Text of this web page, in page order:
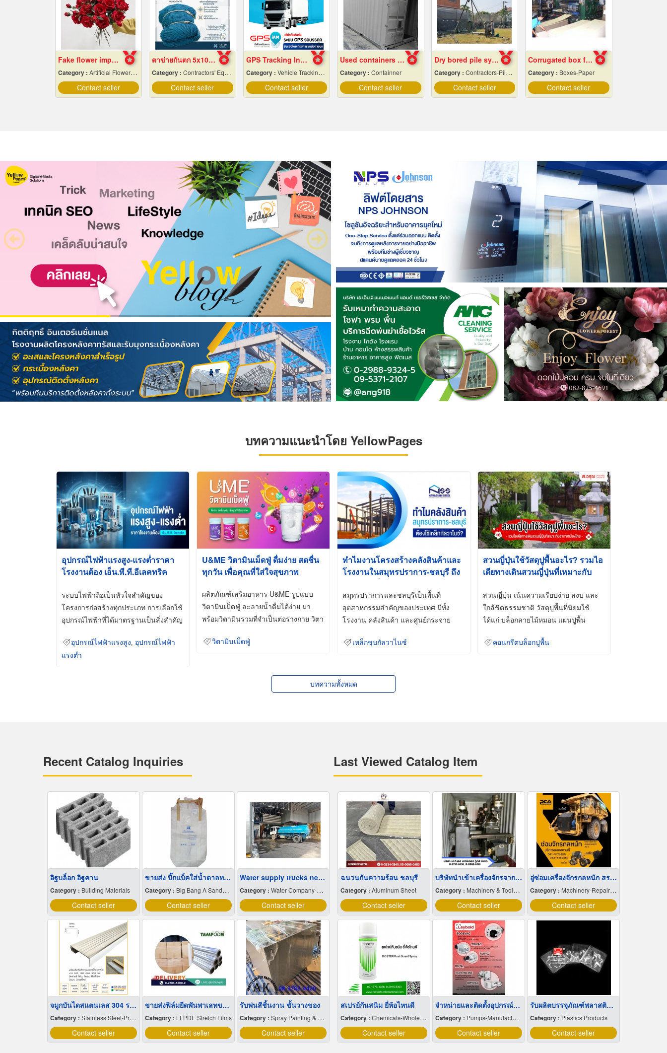
Fake flower import factory
Category : Artificial Flowers & Plants
Contact seller
ตาข่ายกันตก 5x10 ราคาถูก
Category : Contractors' Equipment & Supplies-Renting
Contact seller
GPS Tracking Installation for Trucks.
Category : Vehicle Tracking System
Contact seller
Used containers for sale, cheap price
Category : Containner
Contact seller
Dry bored pile system
Category : Contractors-Pile Driving
Contact seller
Corrugated box factory
Category : Boxes-Paper
Contact seller
บทความแนะนำโดย YellowPages
อุปกรณ์ไฟฟ้าแรงสูง-แรงต่ำราคา
โรงงานต้อง เอ็น.พี.ที.อีเลคทริค
ระบบไฟฟ้าถือเป็นหัวใจสำคัญของ
โครงการก่อสร้างทุกประเภท การเลือกใช้
อุปกรณ์ไฟฟ้าที่ได้มาตรฐานเป็นสิ่งสำคัญ
อุปกรณ์ไฟฟ้าแรงสูง
อุปกรณ์ไฟฟ้า
แรงต่ำ
U&ME วิตามินเม็ดฟู่ ดื่มง่าย สดชื่น
ทุกวัน เพื่อคุณที่ใส่ใจสุขภาพ
ผลิตภัณฑ์เสริมอาหาร U&ME รูปแบบ
วิตามินเม็ดฟู่ ละลายน้ำดื่มได้ง่าย มา
พร้อมวิตามินรวมที่จำเป็นต่อร่างกาย วิตา
วิตามินเม็ดฟู่
ทำไมงานโครงสร้างคลังสินค้าและ
โรงงานในสมุทรปราการ-ชลบุรี ถึง
Galvanized)
สมุทรปราการและชลบุรีเป็นพื้นที่
อุตสาหกรรมสำคัญของประเทศ มีทั้ง
โรงงาน คลังสินค้า และศูนย์กระจาย
เหล็กชุบกัลวาไนซ์
สวนญี่ปุ่นใช้วัสดุปูพื้นอะไร? รวมไอ
เดียทางเดินสวนญี่ปุ่นที่เหมาะกับ
สวนญี่ปุ่น เน้นความเรียบง่าย สงบ และ
ใกล้ชิดธรรมชาติ วัสดุปูพื้นที่นิยมใช้
ได้แก่ บล็อกลายไม้หมอน แผ่นปูพื้น
คอนกรีตบล็อกปูพื้น
บทความทั้งหมด
Recent Catalog Inquiries
อิฐบล็อก อิฐคาน
Category : Building Materials
Contact seller
ขายส่ง บิ๊กแบ็คใส่น้ำตาลทราย สมุทรปราการ
Category : Big Bang A Sandbag.
Contact seller
Water supply trucks near me
Category :Water Company-Bulk
Contact seller
จมูกบันไดสแตนเลส 304 ราคาโรงงาน
Category : Stainless Steel-Products
Contact seller
ขายส่งฟิล์มยืดพันพาเลทขนาดพันด้วยมือ Hand wrap
Category : LLPDE Stretch Films
Contact seller
รับพ่นสีชิ้นงาน ชั้นวางของ
Category :Spray Painting & Finishing
Contact seller
Last Viewed Catalog Item
ฉนวนกันความร้อน ชลบุรี
Category : Aluminum Sheet
Contact seller
บริษัทนำเข้าเครื่องจักรจากไต้หวัน
Category : Machinery & Tools-New
Contact seller
อู่ซ่อมเครื่องจักรกลหนัก สระบุรี
Category : Machinery-Repairing
Contact seller
สเปรย์กันสนิม ยี่ห้อไหนดี
Category : Chemicals-Wholesale & Manufacturers
Contact seller
จำหน่ายและติดตั้งอุปกรณ์เชิงกลที่เกี่ยวกับการเคลื่อนที่แนวเส้นตรง สำหรับระบบออโตเมชั่น
Category : Pumps-Manufacturers & Distributors
Contact seller
รับผลิตบรรจุภัณฑ์พลาสติกใส
Category : Plastics Products
Contact seller